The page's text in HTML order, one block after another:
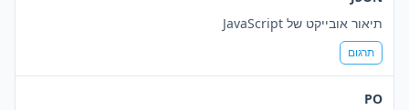
תיאור אובייקט של JavaScript
תרגום
PO